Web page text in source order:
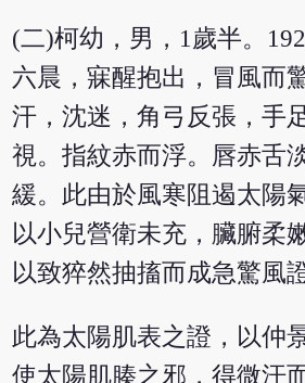
(二)柯幼，男，1歲半。
六晨，寐醒抱出，冒風而
汗，沈迷，角弓反張，手
視。指紋赤而浮。唇赤舌
緩。此由於風寒阻遏太陽
以小兒營衛未充，臟腑柔
以致猝然抽搐而成急驚風證
此為太陽肌表之證，以仲
使太陽肌腠之邪，得微汗